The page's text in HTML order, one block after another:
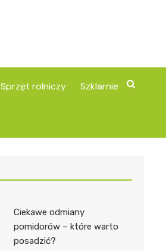
Sprzęt rolniczy Szklarnie
Ciekawe odmiany
pomidorów – które warto
posadzić?